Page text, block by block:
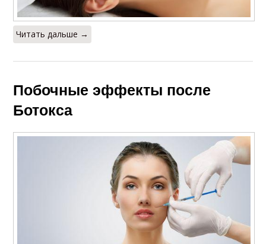
Читать дальше →
Побочные эффекты после
Ботокса